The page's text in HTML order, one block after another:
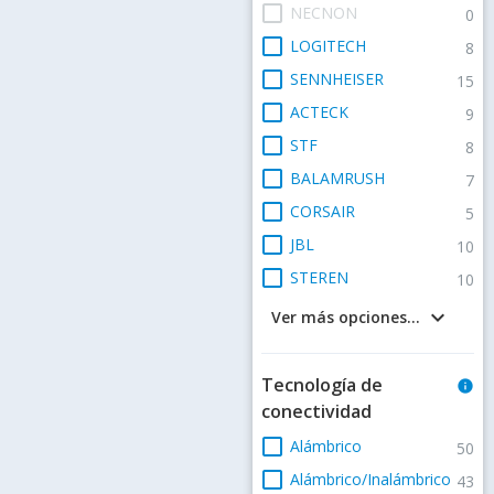
check_box_outline_blank NECNON 0
check_box_outline_blank LOGITECH 8
check_box_outline_blank SENNHEISER 15
check_box_outline_blank ACTECK 9
check_box_outline_blank STF 8
check_box_outline_blank BALAMRUSH 7
check_box_outline_blank CORSAIR 5
check_box_outline_blank JBL 10
check_box_outline_blank STEREN 10
keyboard_arrow_down
Ver más opciones...
Tecnología de
conectividad
info
check_box_outline_blank Alámbrico 50
check_box_outline_blank Alámbrico/Inalámbrico 43